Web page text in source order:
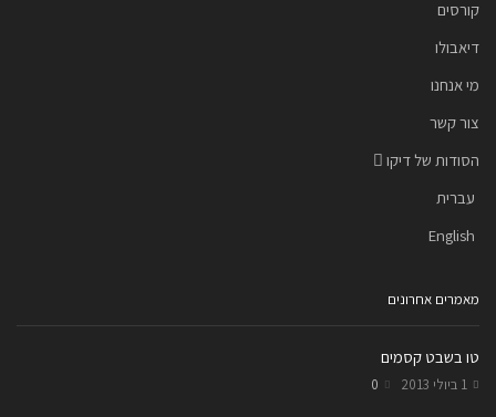
קורסים
דיאבולו
מי אנחנו
צור קשר
הסודות של דיקו
עברית
English
מאמרים אחרונים
טו בשבט קסמים
1 ביולי 2013 0